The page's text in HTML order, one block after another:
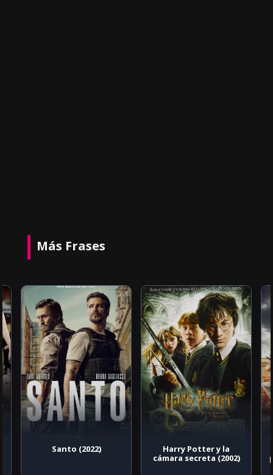
Más Frases
Santo (2022)
Harry Potter y la
cámara secreta (2002)